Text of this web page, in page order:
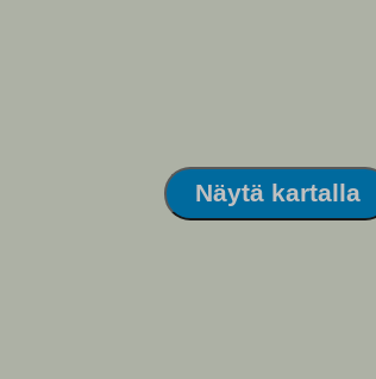
Näytä kartalla